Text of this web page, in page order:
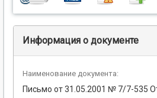
Информация о документе
Наименование документа:
Письмо от 31.05.2001 № 7/7-535